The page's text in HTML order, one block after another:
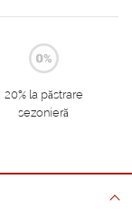
20% la păstrare
sezonieră